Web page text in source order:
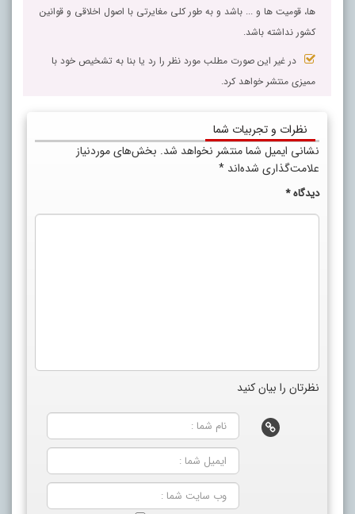
ها، قومیت ها و ... باشد و به طور کلی مغایرتی با اصول اخلاقی و قوانین
کشور نداشته باشد.
در غیر این صورت مطلب مورد نظر را رد یا بنا به تشخیص خود با
ممیزی منتشر خواهد کرد.
نظرات و تجربیات شما
نشانی ایمیل شما منتشر نخواهد شد. بخش‌های موردنیاز
علامت‌گذاری شده‌اند *
دیدگاه*
نظرتان را بیان کنید